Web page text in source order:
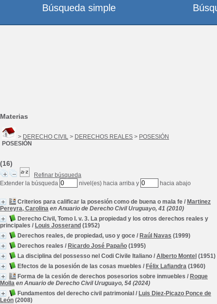
Materias
> DERECHO CIVIL > DERECHOS REALES > POSESIÓN
POSESIÓN
(16)
Refinar búsqueda
Extender la búsqueda
nivel(es) hacia arriba y hacia abajo
Criterios para calificar la posesión como de buena o mala fe / Martinez
Pereyra, Carolina en Anuario de Derecho Civil Uruguayo, 41 (2010)
Derecho Civil, Tomo I. v. 3. La propiedad y los otros derechos reales y
principales / Louis Josserand (1952)
Derechos reales, de propiedad, uso y goce / Raúl Navas (1999)
Derechos reales / Ricardo José Papaño (1995)
La disciplina del possesso nel Codi Civile Italiano / Alberto Montel (1951)
Efectos de la posesión de las cosas muebles / Félix Lafiandra (1960)
Forma de la cesión de derechos posesorios sobre inmuebles / Roque
Molla en Anuario de Derecho Civil Uruguayo, 54 (2024)
Fundamentos del derecho civil patrimonial / Luis Diez-Picazo Ponce de
León (2008)
Búsqueda simple